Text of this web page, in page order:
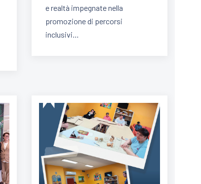
e realtà impegnate nella
promozione di percorsi
inclusivi…